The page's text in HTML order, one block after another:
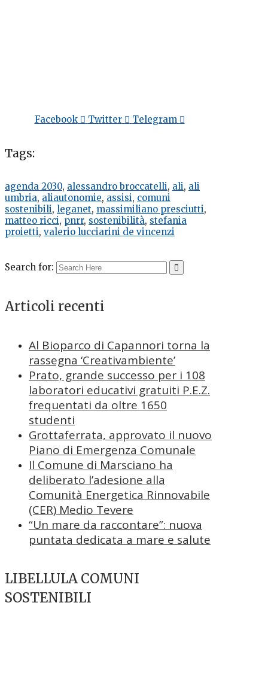
Facebook Twitter Telegram
Tags:
agenda 2030, alessandro broccatelli, ali, ali
umbria, aliautonomie, assisi, comuni
sostenibili, leganet, massimiliano presciutti,
matteo ricci, pnrr, sostenibilità, stefania
proietti, valerio lucciarini de vincenzi
Search for:
Articoli recenti
Al Bioparco di Capannori torna la
rassegna ‘Creativambiente’
Prato, grande successo per i 108
laboratori educativi gratuiti P.E.Z.
frequentati da oltre 1650
studenti
Grottaferrata, approvato il nuovo
Piano di Emergenza Comunale
Il Comune di Marsciano ha
deliberato l’adesione alla
Comunità Energetica Rinnovabile
(CER) Medio Tevere
“Un mare da raccontare”: nuova
puntata dedicata a mare e salute
LIBELLULA COMUNI
SOSTENIBILI